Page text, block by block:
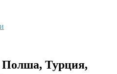
Полша, Турция,